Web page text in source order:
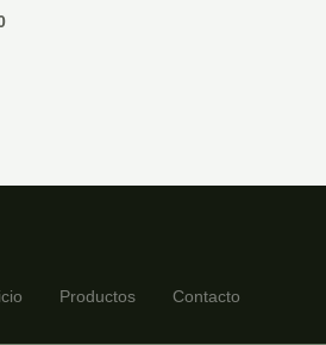
Productos Contacto